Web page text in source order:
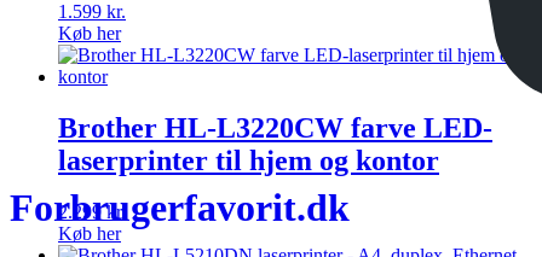
Forbrugerfavorit.dk
1.599 kr.
Køb her
Brother HL-L3220CW farve LED-
laserprinter til hjem og kontor
2.299kr.
Køb her